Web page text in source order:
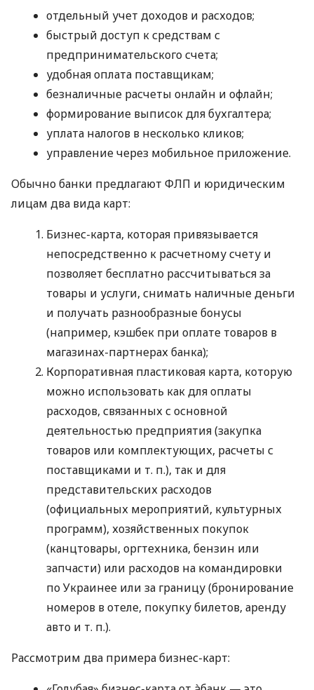
отдельный учет доходов и расходов;
быстрый доступ к средствам с
предпринимательского счета;
удобная оплата поставщикам;
безналичные расчеты онлайн и офлайн;
формирование выписок для бухгалтера;
уплата налогов в несколько кликов;
управление через мобильное приложение.
Обычно банки предлагают ФЛП и юридическим
лицам два вида карт:
Бизнес-карта, которая привязывается
непосредственно к расчетному счету и
позволяет бесплатно рассчитываться за
товары и услуги, снимать наличные деньги
и получать разнообразные бонусы
(например, кэшбек при оплате товаров в
магазинах-партнерах банка);
Корпоративная пластиковая карта, которую
можно использовать как для оплаты
расходов, связанных с основной
деятельностью предприятия (закупка
товаров или комплектующих, расчеты с
поставщиками и т. п.), так и для
представительских расходов
(официальных мероприятий, культурных
программ), хозяйственных покупок
(канцтовары, оргтехника, бензин или
запчасти) или расходов на командировки
по Украинее или за границу (бронирование
номеров в отеле, покупку билетов, аренду
авто и т. п.).
Рассмотрим два примера бизнес-карт: